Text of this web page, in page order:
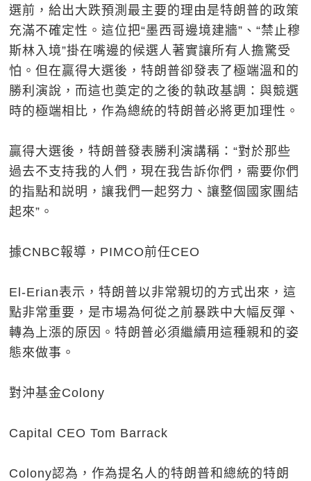
選前，給出大跌預測最主要的理由是特朗普的政策
充滿不確定性。這位把“墨西哥邊境建牆”、“禁止穆
斯林入境”掛在嘴邊的候選人著實讓所有人擔驚受
怕。但在贏得大選後，特朗普卻發表了極端溫和的
勝利演說，而這也奠定的之後的執政基調：與競選
時的極端相比，作為總統的特朗普必將更加理性。
贏得大選後，特朗普發表勝利演講稱：“對於那些
過去不支持我的人們，現在我告訴你們，需要你們
的指點和説明，讓我們一起努力、讓整個國家團結
起來”。
據CNBC報導，PIMCO前任CEO
El-Erian表示，特朗普以非常親切的方式出來，這
點非常重要，是市場為何從之前暴跌中大幅反彈、
轉為上漲的原因。特朗普必須繼續用這種親和的姿
態來做事。
對沖基金Colony
Capital CEO Tom Barrack
Colony認為，作為提名人的特朗普和總統的特朗